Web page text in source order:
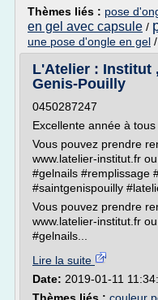
Thèmes liés : pose
en gel avec capsule /
une pose d'ongle en gel /
L'Atelier : Institut
Genis-Pouilly
0450287247
Excellente année à tous
Vous pouvez prendre
www.latelier-institut.fr
#gelnails #remplissage
#saintgenispouilly
Vous pouvez prendre
www.latelier-institut.fr
#gelnails...
Lire la suite
Date: 2019-01-11